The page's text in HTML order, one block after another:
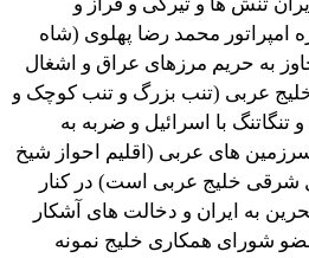
امپراتور محمد رضا پهلوی (شاه
به حریم مرزهای عراق و اشغال
خلیج عربی (تنب بزرگ و تنب کوچک و
تنگاتنگ با اسرائیل و ضربه به
های عربی (اقلیم احواز شیخ
شرقی خلیج عربی است) در کنار
به ایران و دخالت های آشکار
شورای همکاری خلیج نمونه